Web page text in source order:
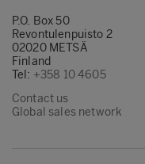
P.O. Box 50
Revontulenpuisto 2
02020 METSÄ
Finland
Tel: +358 10 4605
Contact us
Global sales network